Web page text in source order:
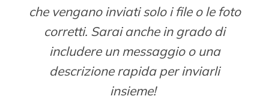
che vengano inviati solo i file o le foto
corretti. Sarai anche in grado di
includere un messaggio o una
descrizione rapida per inviarli
insieme!